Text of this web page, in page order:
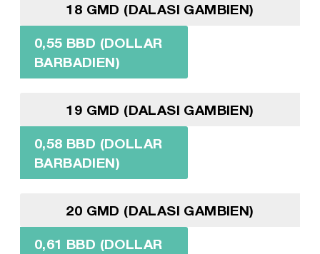
18 GMD (DALASI GAMBIEN)
0,55 BBD (DOLLAR
BARBADIEN)
19 GMD (DALASI GAMBIEN)
0,58 BBD (DOLLAR
BARBADIEN)
20 GMD (DALASI GAMBIEN)
0,61 BBD (DOLLAR